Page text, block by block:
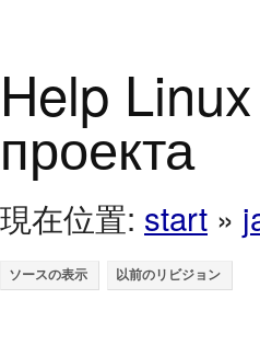
Help
проекта
現在位置: start »